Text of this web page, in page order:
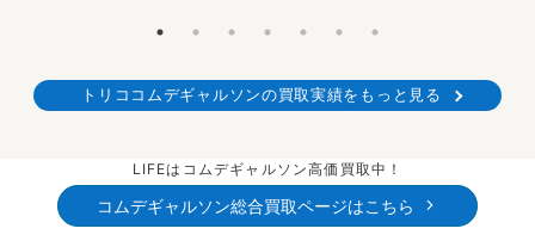
トリココムデギャルソンの買取実績をもっと見る
LIFEはコムデギャルソン高価買取中！
コムデギャルソン総合買取ページはこちら